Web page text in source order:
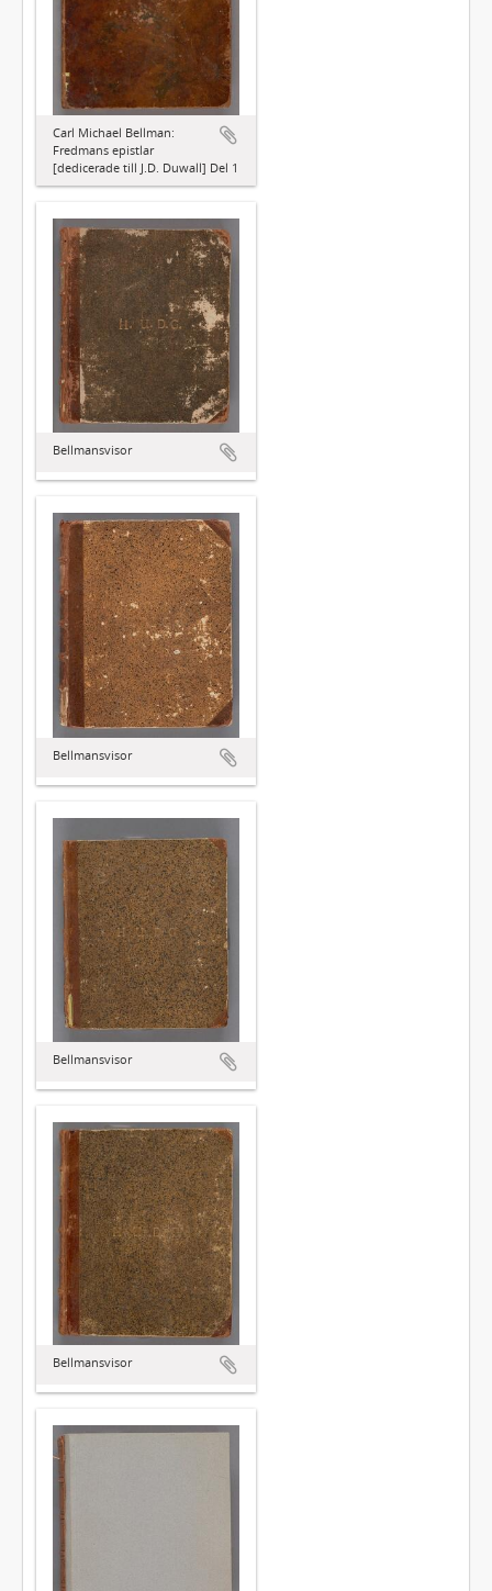
Carl Michael Bellman:
Fredmans epistlar
[dedicerade till J.D. Duwall] Del 1
Bellmansvisor
Bellmansvisor
Bellmansvisor
Bellmansvisor